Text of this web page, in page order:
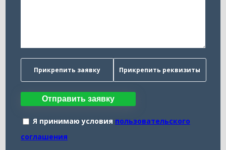
Прикрепить заявку Прикрепить реквизиты
Отправить заявку
Я принимаю условия пользовательского
соглашения